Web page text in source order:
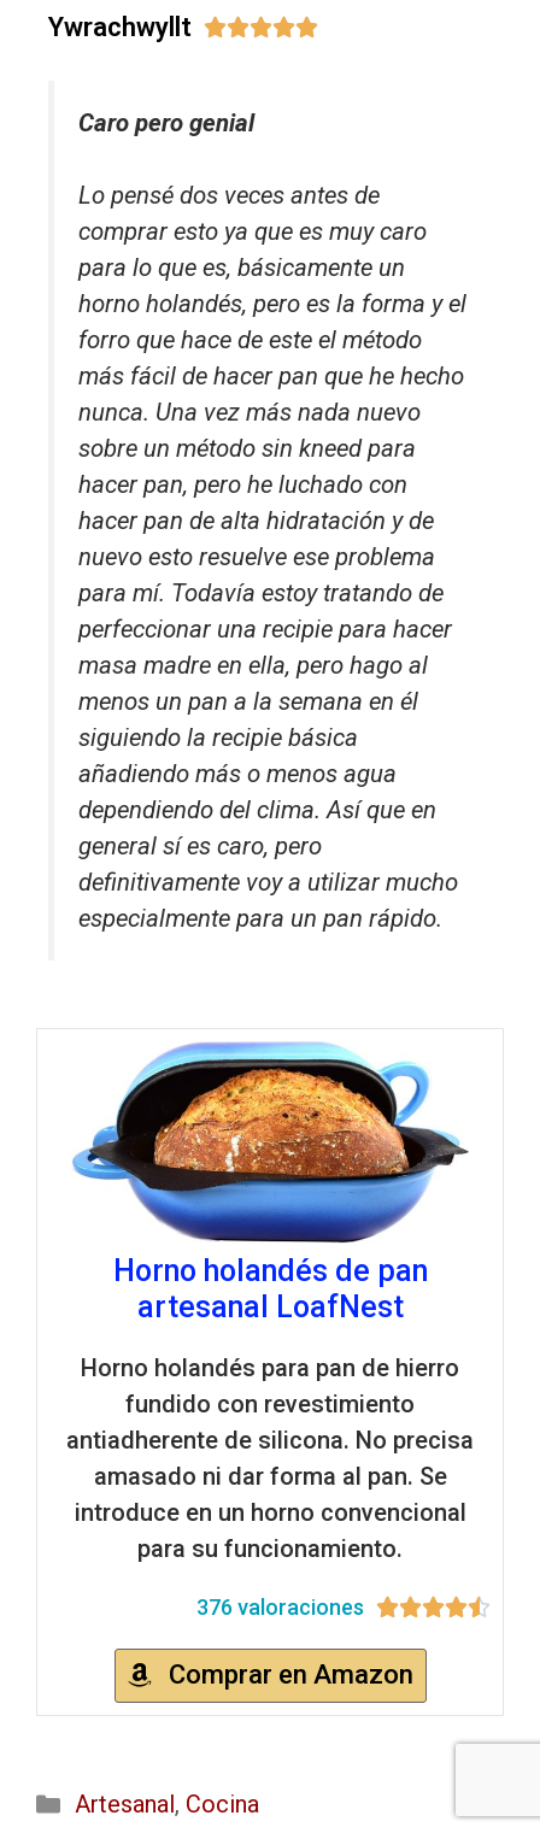
Ywrachwyllt 
Caro pero genial
Lo pensé dos veces antes de
comprar esto ya que es muy caro
para lo que es, básicamente un
horno holandés, pero es la forma y el
forro que hace de este el método
más fácil de hacer pan que he hecho
nunca. Una vez más nada nuevo
sobre un método sin kneed para
hacer pan, pero he luchado con
hacer pan de alta hidratación y de
nuevo esto resuelve ese problema
para mí. Todavía estoy tratando de
perfeccionar una recipie para hacer
masa madre en ella, pero hago al
menos un pan a la semana en él
siguiendo la recipie básica
añadiendo más o menos agua
dependiendo del clima. Así que en
general sí es caro, pero
definitivamente voy a utilizar mucho
especialmente para un pan rápido.
Horno holandés de pan
artesanal LoafNest
Horno holandés para pan de hierro
fundido con revestimiento
antiadherente de silicona. No precisa
amasado ni dar forma al pan. Se
introduce en un horno convencional
para su funcionamiento.
376 valoraciones 
Comprar en Amazon
Artesanal, Cocina